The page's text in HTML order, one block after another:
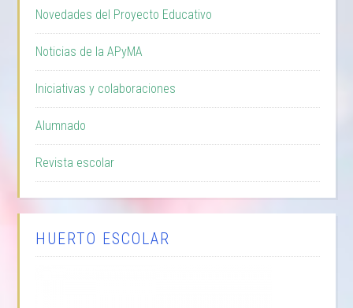
Novedades del Proyecto Educativo
Noticias de la APyMA
Iniciativas y colaboraciones
Alumnado
Revista escolar
HUERTO ESCOLAR